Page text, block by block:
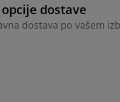
dostave
dostava po vašem